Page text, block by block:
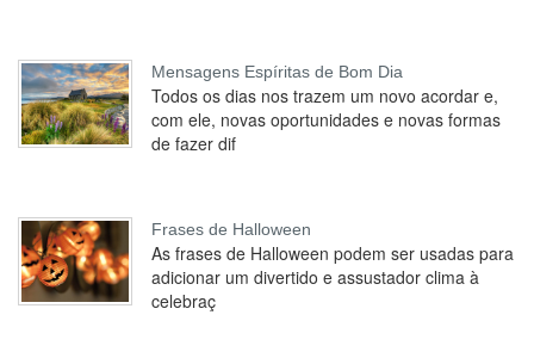
Mensagens Espíritas de Bom Dia
Todos os dias nos trazem um novo acordar e,
com ele, novas oportunidades e novas formas
de fazer dif
Frases de Halloween
As frases de Halloween podem ser usadas para
adicionar um divertido e assustador clima à
celebraç